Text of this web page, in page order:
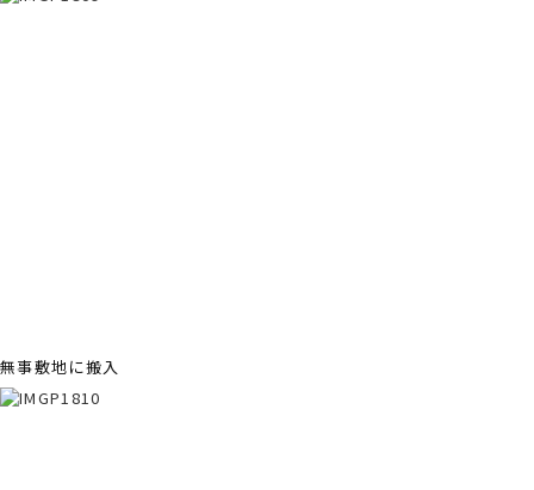
無事敷地に搬入